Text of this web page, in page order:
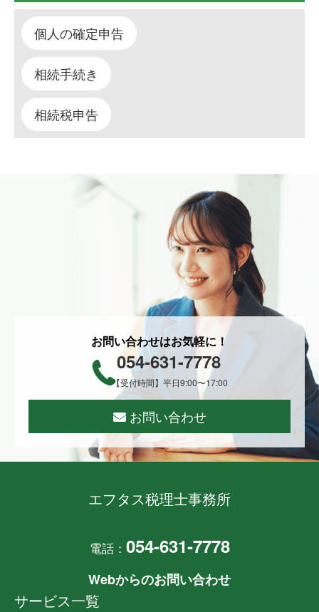
個人の確定申告
相続手続き
相続税申告
お問い合わせはお気軽に！
054-631-7778
【受付時間】平日9:00〜17:00
お問い合わせ
エフタス税理士事務所
電話： 054-631-7778
Webからのお問い合わせ
サービス一覧